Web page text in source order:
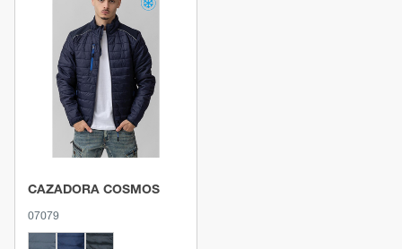
Ver producto
CAZADORA COSMOS
07079